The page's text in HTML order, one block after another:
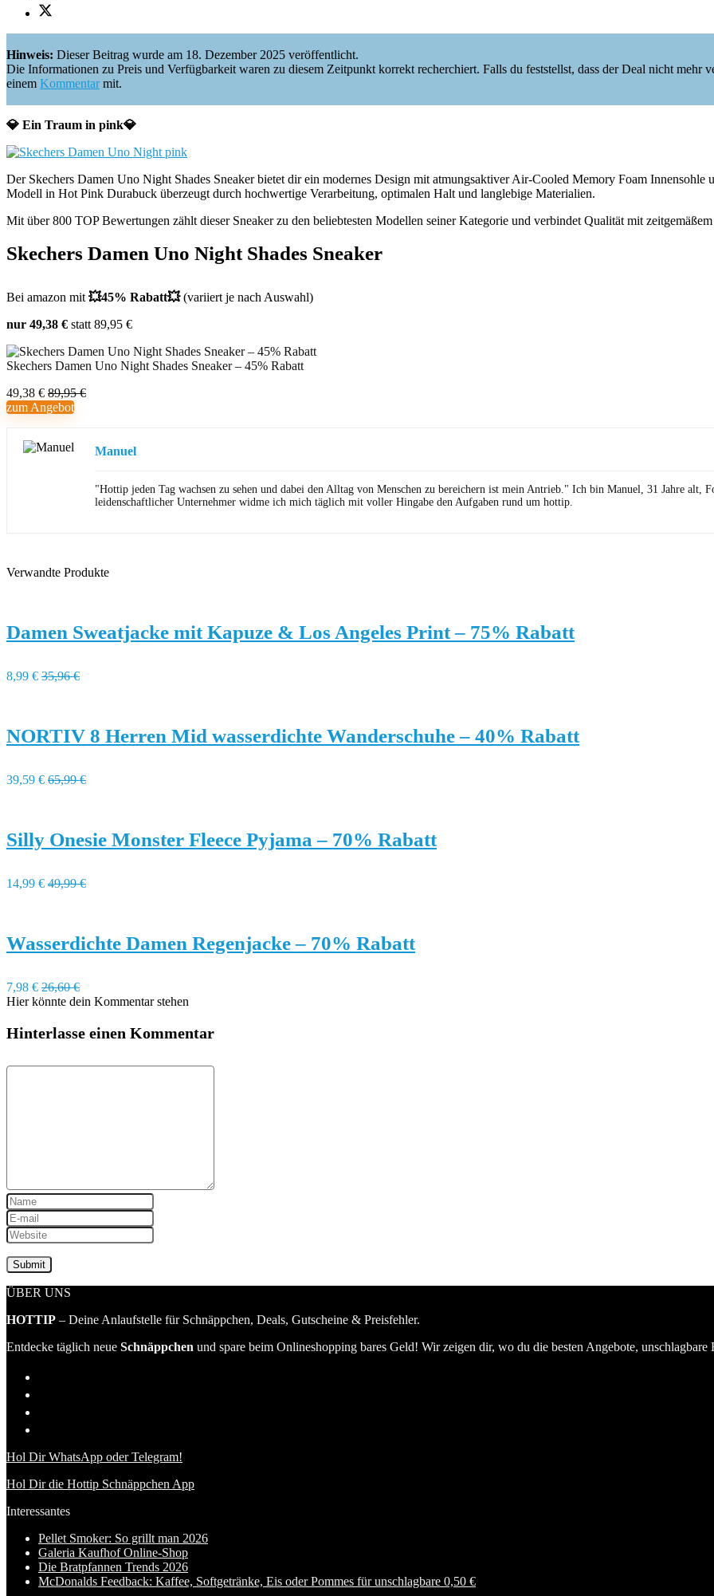
Hinweis: Dieser Beitrag wurde am 18. Dezember 2025 veröffentlicht.
Die Informationen zu Preis und Verfügbarkeit waren zu diesem Zeitpunkt korrekt recherchiert. Falls du feststellst, dass der Deal nicht mehr
einem Kommentarmit.
💎 Ein Traum in pink💎
Der Skechers Damen Uno Night Shades Sneaker bietet dir ein modernes Design mit atmungsaktiver Air-Cooled Memory Foam
Modell in Hot Pink Durabuck überzeugt durch hochwertige Verarbeitung, optimalen Halt und langlebige Materialien.
Mit über 800 TOP Bewertungen zählt dieser Sneaker zu den beliebtesten Modellen seiner Kategorie und verbindet Qualität mit
Skechers Damen Uno Night Shades Sneaker
Bei amazon mit 💥45% Rabatt💥(variiert je nach Auswahl)
nur 49,38 € statt 89,95 €
Skechers Damen Uno Night Shades Sneaker – 45% Rabatt
49,38 € 89,95 €
zum Angebot
Manuel
"Hottip jeden Tag wachsen zu sehen und dabei den Alltag von Menschen zu bereichern ist mein Antrieb." Ich bin Manuel, 31 Jahre
leidenschaftlicher Unternehmer widme ich mich täglich mit voller Hingabe den Aufgaben rund um hottip.
Verwandte Produkte
Damen Sweatjacke mit Kapuze & Los Angeles Print – 75% Rabatt
8,99 € 35,96 €
NORTIV 8 Herren Mid wasserdichte Wanderschuhe – 40% Rabatt
39,59 € 65,99 €
Silly Onesie Monster Fleece Pyjama – 70% Rabatt
14,99 € 49,99 €
Wasserdichte Damen Regenjacke – 70% Rabatt
7,98 € 26,60 €
Hier könnte dein Kommentar stehen
Hinterlasse einen Kommentar
ÜBER UNS
HOTTIP – Deine Anlaufstelle für Schnäppchen, Deals, Gutscheine & Preisfehler.
Entdecke täglich neue Schnäppchen und spare beim Onlineshopping bares Geld! Wir zeigen dir, wo du die besten Angebote, unschlagbare
Hol Dir WhatsApp oder Telegram!
Hol Dir die Hottip Schnäppchen App
Interessantes
Pellet Smoker: So grillt man 2026
Galeria Kaufhof Online-Shop
Die Bratpfannen Trends 2026
McDonalds Feedback: Kaffee, Softgetränke, Eis oder Pommes für unschlagbare 0,50 €